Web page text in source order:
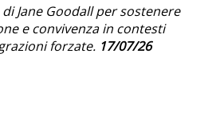
Jane Goodall per sostenere
e convivenza in contesti
forzate. 17/07/26